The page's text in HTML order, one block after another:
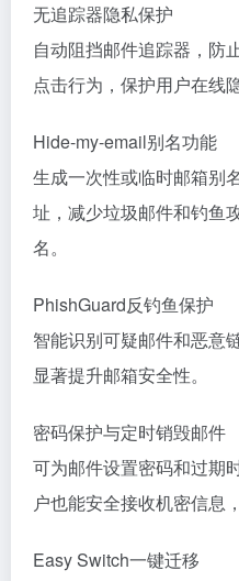
无追踪器隐私保护
自动阻挡邮件追踪器，防
点击行为，保护用户在线
Hide-my-email别名功能
生成一次性或临时邮箱别
址，减少垃圾邮件和钓鱼
名。
PhishGuard反钓鱼保护
智能识别可疑邮件和恶意
显著提升邮箱安全性。
密码保护与定时销毁邮件
可为邮件设置密码和过期
户也能安全接收机密信息
Easy Switch一键迁移